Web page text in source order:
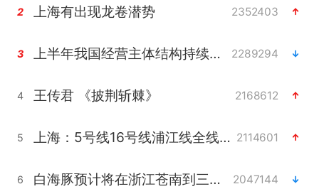
2 上海有出现龙卷潜势 2352403
3 上半年我国经营主体结构持续优化 2289294
4 王传君 《披荆斩棘》 2168612
5 上海：5号线16号线浦江线全线停运 2114601
6 白海豚预计将在浙江苍南到三门一带登陆 2047144